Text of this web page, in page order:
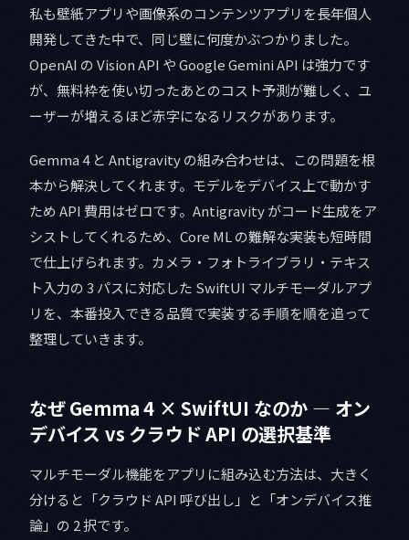
私も壁紙アプリや画像系のコンテンツアプリを長年個人
開発してきた中で、同じ壁に何度かぶつかりました。
OpenAI の Vision API や Google Gemini API は強力です
が、無料枠を使い切ったあとのコスト予測が難しく、ユ
ーザーが増えるほど赤字になるリスクがあります。
Gemma 4 と Antigravity の組み合わせは、この問題を根
本から解決してくれます。モデルをデバイス上で動かす
ため API 費用はゼロです。Antigravity がコード生成をア
シストしてくれるため、Core ML の難解な実装も短時間
で仕上げられます。カメラ・フォトライブラリ・テキス
ト入力の 3 パスに対応した SwiftUI マルチモーダルアプ
リを、本番投入できる品質で実装する手順を順を追って
整理していきます。
なぜ Gemma 4 × SwiftUI なのか — オン
デバイス vs クラウド API の選択基準
マルチモーダル機能をアプリに組み込む方法は、大きく
分けると「クラウド API 呼び出し」と「オンデバイス推
論」の 2 択です。